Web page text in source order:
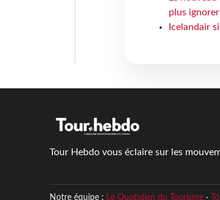
plus ignorer
Icelandair
Tour Hebdo vous éclaire sur les
Notre équipe : Le Quotidien du Tourisme·